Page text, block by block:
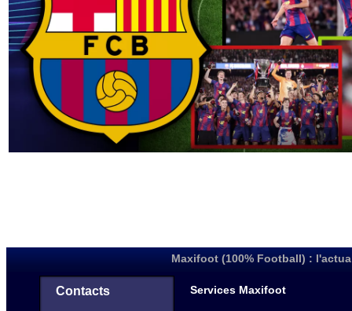
Maxifoot (100% Football) :
Contacts Services Maxifoot